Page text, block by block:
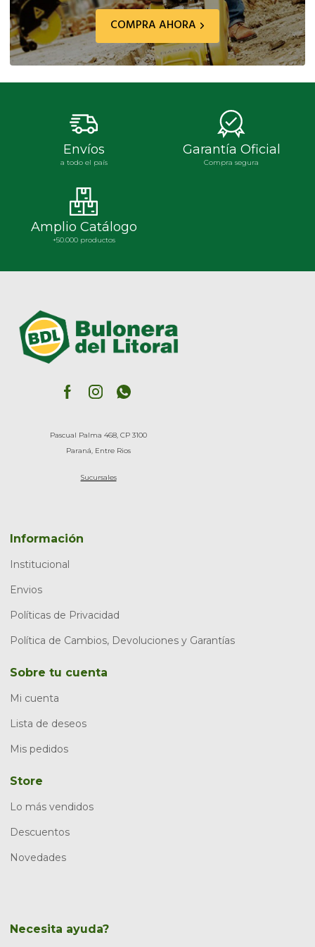
COMPRA AHORA
Envíos
a todo el país
Garantía Oficial
Compra segura
Amplio Catálogo
+50.000 productos
Pascual Palma 468, CP 3100
Paraná, Entre Rios
Sucursales
Información
Institucional
Envios
Políticas de Privacidad
Política de Cambios, Devoluciones y Garantías
Sobre tu cuenta
Mi cuenta
Lista de deseos
Mis pedidos
Store
Lo más vendidos
Descuentos
Novedades
Necesita ayuda?